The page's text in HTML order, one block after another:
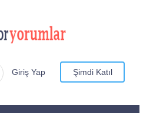
Giriş Yap Şimdi Katıl